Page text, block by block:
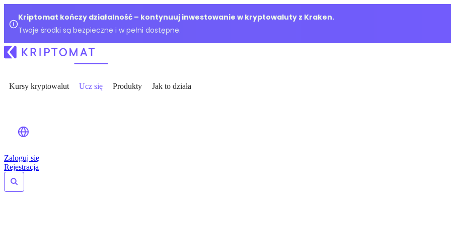
Kriptomat kończy działalność – kontynuuj inwestowanie w kryptowaluty z Kraken.
Twoje środki są bezpieczne i w pełni dostępne.
Kursy kryptowalut Ucz się Produkty Jak to działa
Zaloguj się
Rejestracja